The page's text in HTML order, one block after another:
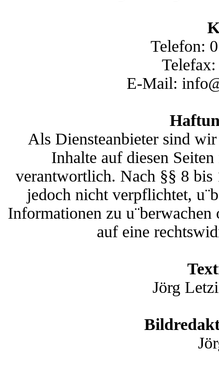
Telefon:
E-Mail:
Als Diensteanbieter sind
Inhalte auf diesen
verantwortlich. Nach §§ 8
jedoch nicht verpflichtet,
Informationen zu
auf eine
Jörg